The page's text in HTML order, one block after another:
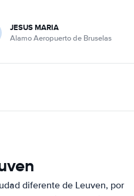
JESUS MARIA
Alamo Aeropuerto de Bruselas
diferente de Leuven, por